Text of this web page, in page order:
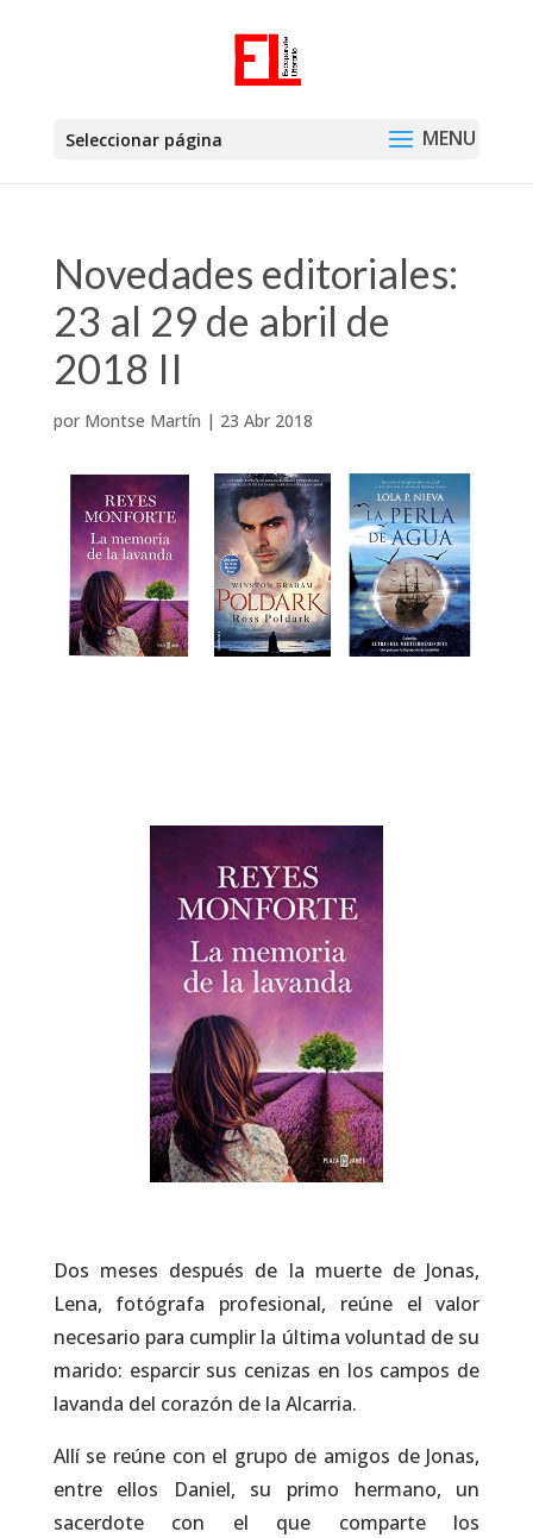
Seleccionar página
Novedades editoriales:
23 al 29 de abril de
2018 II
por Montse Martín | 23 Abr 2018
Dos meses después de la muerte de Jonas,
Lena, fotógrafa profesional, reúne el valor
necesario para cumplir la última voluntad de su
marido: esparcir sus cenizas en los campos de
lavanda del corazón de la Alcarria.
Allí se reúne con el grupo de amigos de Jonas,
entre ellos Daniel, su primo hermano, un
sacerdote con el que comparte los